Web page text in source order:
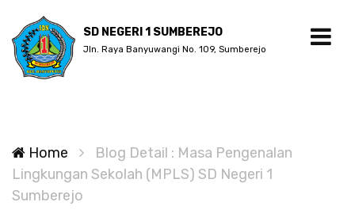
SD NEGERI 1 SUMBEREJO
Jln. Raya Banyuwangi No. 109, Sumberejo
Home
Blog Detail : Masa Pengenalan
Lingkungan Sekolah (MPLS) SD Negeri 1
Sumberejo